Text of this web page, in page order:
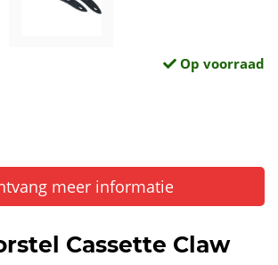
Op voorraad
meer informatie
Cassette Claw